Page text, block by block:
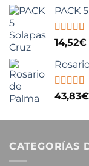
5
PACK
Valorado
con
5
14,52€
Valorado
con
43,83€
CATEGORÍAS